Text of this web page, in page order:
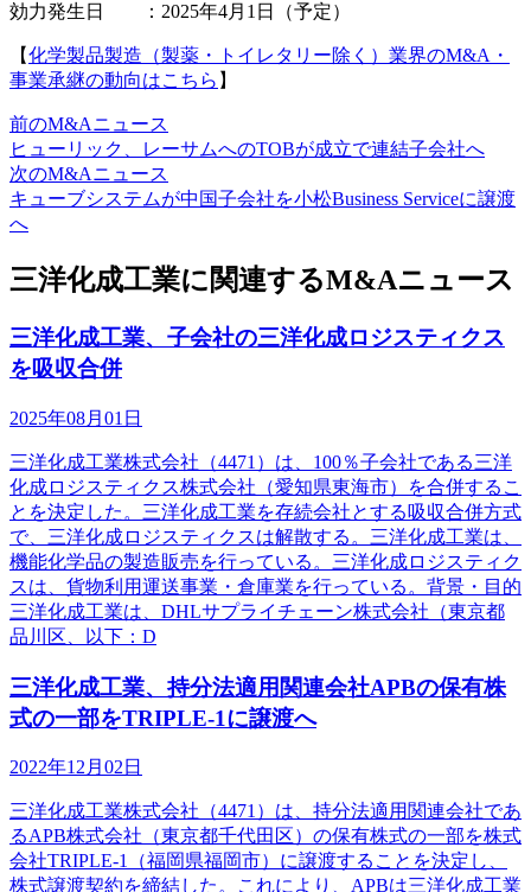
効力発生日 ：2025年4月1日（予定）
【化学製品製造（製薬・トイレタリー除く）業界のM&A・
事業承継の動向はこちら 】
前のM&Aニュース
ヒューリック、レーサムへのTOBが成立で連結子会社へ
次のM&Aニュース
キューブシステムが中国子会社を小松Business Serviceに譲渡
へ
三洋化成工業に関連するM&Aニュース
三洋化成工業、子会社の三洋化成ロジスティクス
を吸収合併
2025年08月01日
三洋化成工業株式会社（4471）は、100％子会社である三洋
化成ロジスティクス株式会社（愛知県東海市）を合併するこ
とを決定した。三洋化成工業を存続会社とする吸収合併方式
で、三洋化成ロジスティクスは解散する。三洋化成工業は、
機能化学品の製造販売を行っている。三洋化成ロジスティク
スは、貨物利用運送事業・倉庫業を行っている。背景・目的
三洋化成工業は、DHLサプライチェーン株式会社（東京都
品川区、以下：D
三洋化成工業、持分法適用関連会社APBの保有株
式の一部をTRIPLE-1に譲渡へ
2022年12月02日
三洋化成工業株式会社（4471）は、持分法適用関連会社であ
るAPB株式会社（東京都千代田区）の保有株式の一部を株式
会社TRIPLE-1（福岡県福岡市）に譲渡することを決定し、
株式譲渡契約を締結した。これにより、APBは三洋化成工業